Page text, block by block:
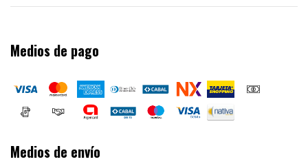
Medios de pago
Medios de envío